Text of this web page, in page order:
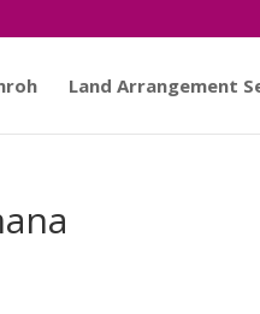
Land Arrangement